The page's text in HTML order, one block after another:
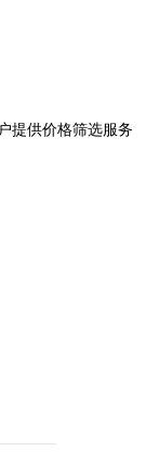
提供价格筛选服务